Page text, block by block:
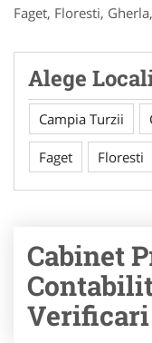
Faget, Floresti,
Alege
Campia Turzii
Faget Floresti
Cabinet
Verificari